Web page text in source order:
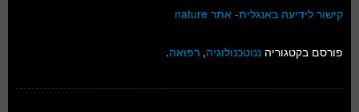
קישור לידיעה באנגלית- אתר nature
פורסם בקטגוריה ננוטכנולוגיה, רפואה.